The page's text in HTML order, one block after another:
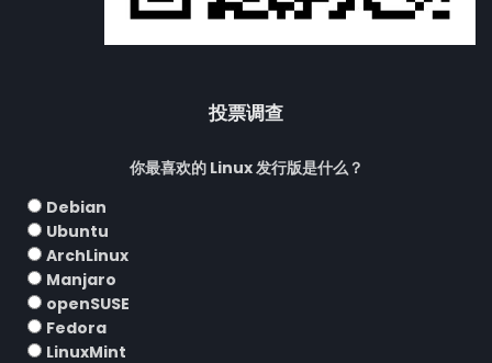
投票调查
你最喜欢的 Linux 发行版是什么？
Debian
Ubuntu
ArchLinux
Manjaro
openSUSE
Fedora
LinuxMint